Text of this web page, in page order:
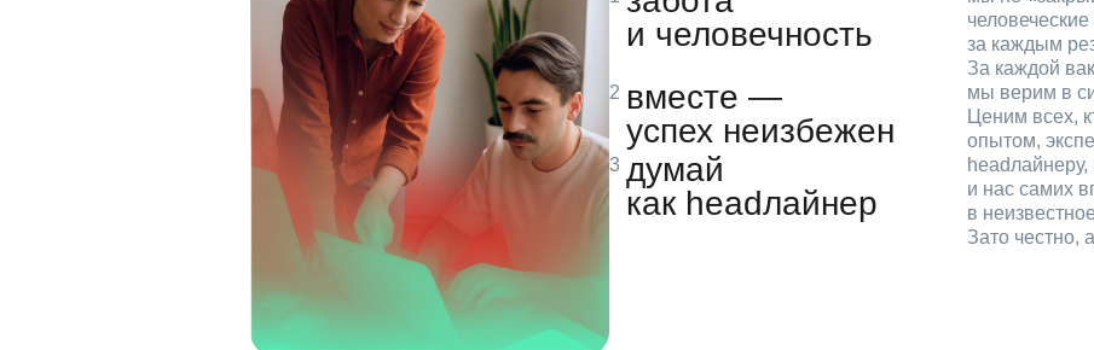
и человечность
за каждым
За каждой
вместе —
успех неизбежен
мы верим в
Ценим всех,
опытом,
думай
как headлайнер
и нас самих
в
Зато честно,